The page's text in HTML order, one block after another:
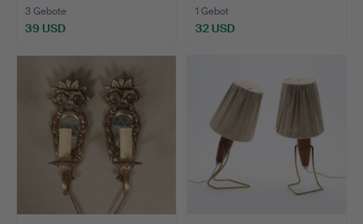
3 Gebote
39 USD
1 Gebot
32 USD